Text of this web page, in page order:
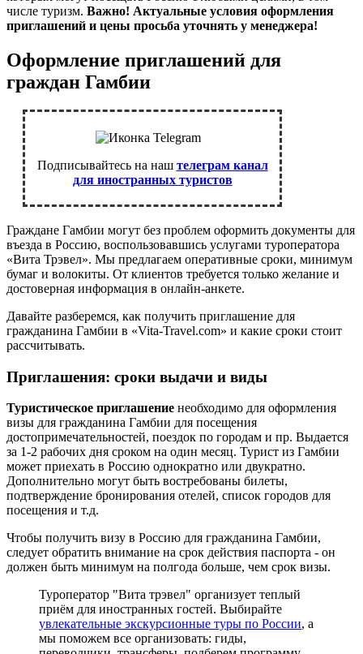
числе туризм. Важно! Актуальные условия оформления
приглашений и цены просьба уточнять у менеджера!
Оформление приглашений для
граждан Гамбии
Подписывайтесь на наш телеграм канал
для иностранных туристов
Граждане Гамбии могут без проблем оформить документы для
въезда в Россию, воспользовавшись услугами туроператора
«Вита Трэвел». Мы предлагаем оперативные сроки, минимум
бумаг и волокиты. От клиентов требуется только желание и
достоверная информация в онлайн-анкете.
Давайте разберемся, как получить приглашение для
гражданина Гамбии в «Vita-Travel.com» и какие сроки стоит
рассчитывать.
Приглашения: сроки выдачи и виды
Туристическое приглашение необходимо для оформления
визы для гражданина Гамбии для посещения
достопримечательностей, поездок по городам и пр. Выдается
за 1-2 рабочих дня сроком на один месяц. Турист из Гамбии
может приехать в Россию однократно или двукратно.
Дополнительно могут быть востребованы билеты,
подтверждение бронирования отелей, список городов для
посещения и т.д.
Чтобы получить визу в Россию для гражданина Гамбии,
следует обратить внимание на срок действия паспорта - он
должен быть минимум на полгода больше, чем срок визы.
Туроператор "Вита трэвел" организует теплый
приём для иностранных гостей. Выбирайте
увлекательные экскурсионные туры по России, а
мы поможем все организовать: гиды,